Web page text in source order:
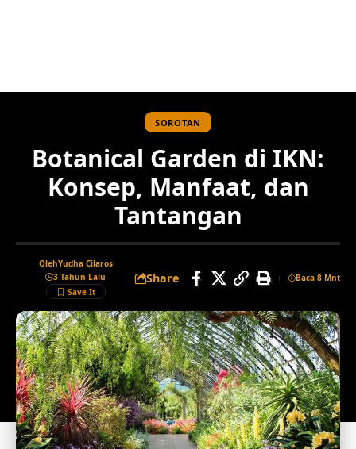
SOROTAN
Botanical Garden di IKN:
Konsep, Manfaat, dan
Tantangan
OlehYudha Cilaros
3 Tahun Lalu
Share Baca 8 Mnt